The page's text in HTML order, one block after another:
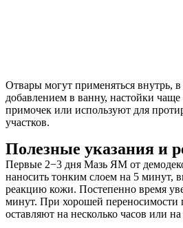
Отвары могут применяться внутрь,
добавлением в ванну, настойки
примочек или используют для
участков.
Полезные указания и
Первые 2−3 дня Мазь ЯМ от
наносить тонким слоем на 5 минут,
реакцию кожи. Постепенно время
минут. При хорошей переносимости
оставляют на несколько часов или